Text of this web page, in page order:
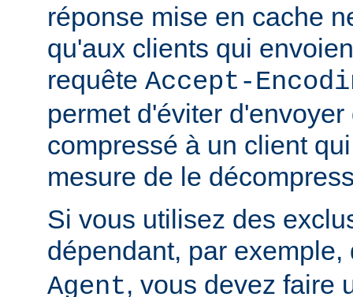
réponse mise en cache
qu'aux clients qui
requête Accept-
permet d'éviter
compressé à un client
mesure de le
Si vous utilisez des
dépendant, par
Agent, vous devez faire